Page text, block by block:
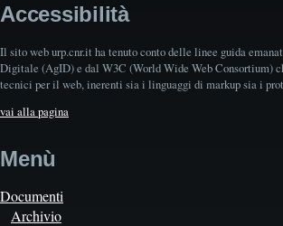
Accessibilità
Il sito web urp.cnr.it ha tenuto conto delle linee guida
Digitale (AgID) e dal W3C (World Wide Web Consortium)
tecnici per il web, inerenti sia i linguaggi di markup sia i
vai alla pagina
Menù
Documenti
Archivio